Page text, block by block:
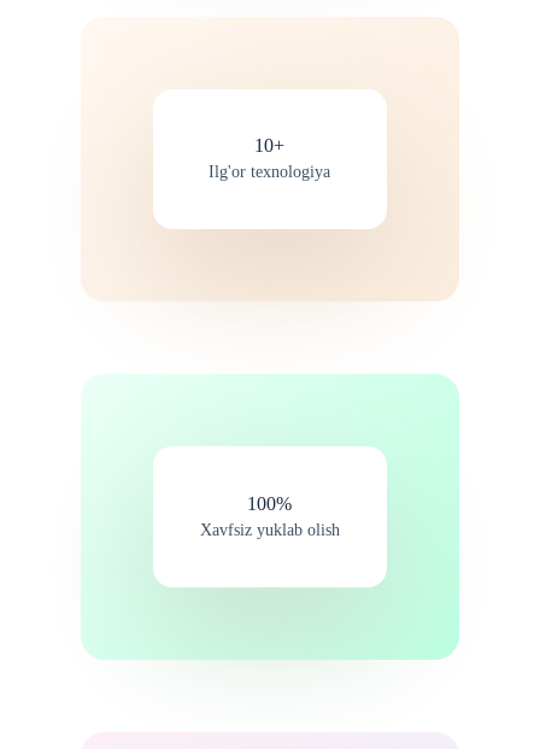
10+
Ilg'or texnologiya
100%
Xavfsiz yuklab olish